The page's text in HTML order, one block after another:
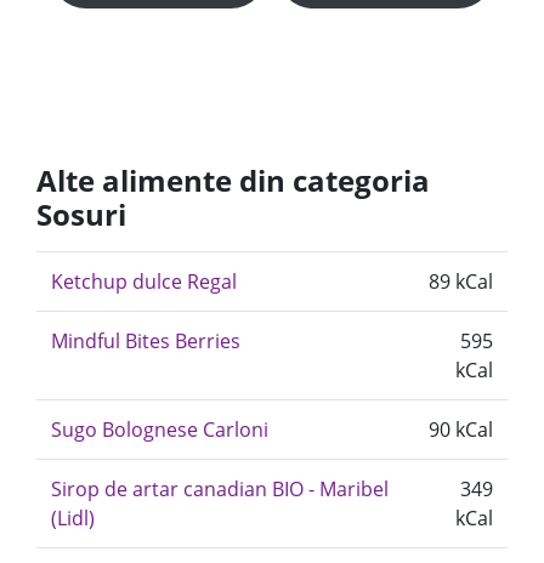
Alte alimente din categoria
Sosuri
Ketchup dulce Regal 89 kCal
Mindful Bites Berries
595
kCal
Sugo Bolognese Carloni 90 kCal
Sirop de artar canadian BIO - Maribel
(Lidl)
349
kCal